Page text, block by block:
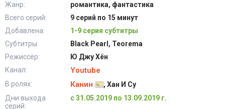
Жанр:
романтика, фантастика
Всего серий:
9 серий по 15 минут
Добавлена:
1-9 серия субтитры
Субтитры:
Black Pearl, Teorema
Режиссёр:
Ю Джу Хён
Канал:
Youtube
В ролях: Канин
, Хан И Су
Дни выхода
серий:
с 31.05.2019 по 13.09.2019 г.